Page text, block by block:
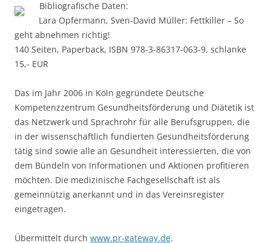
Bibliografische Daten:
Lara Opfermann, Sven-David Müller: Fettkiller – So
geht abnehmen richtig!
140 Seiten, Paperback, ISBN 978-3-86317-063-9, schlanke
15,- EUR
Das im Jahr 2006 in Köln gegründete Deutsche
Kompetenzzentrum Gesundheitsförderung und Diätetik ist
das Netzwerk und Sprachrohr für alle Berufsgruppen, die
in der wissenschaftlich fundierten Gesundheitsförderung
tätig sind sowie alle an Gesundheit interessierten, die von
dem Bündeln von Informationen und Aktionen profitieren
möchten. Die medizinische Fachgesellschaft ist als
gemeinnützig anerkannt und in das Vereinsregister
eingetragen.
Übermittelt durch www.pr-gateway.de.